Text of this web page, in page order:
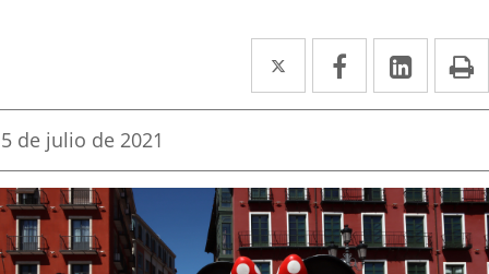
Twitter
Enlace
a
aplicación
externa.
Facebook
Enlace
a
aplicación
externa.
Enlace
a
Fecha
la
noticia
5 de julio de 2021